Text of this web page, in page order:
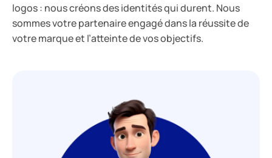
logos : nous créons des identités qui durent. Nous
sommes votre partenaire engagé dans la réussite de
votre marque et l’atteinte de vos objectifs.